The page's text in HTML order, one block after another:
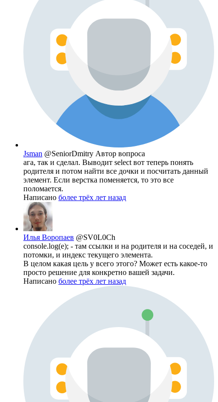
Jsman @SeniorDmitry Автор вопроса
ага, так и сделал. Выводит select вот теперь понять
родителя и потом найти все дочки и посчитать данный
элемент. Если верстка поменяется, то это все
поломается.
Написано более трёх лет назад
Илья Воропаев @SV0L0Ch
console.log(e); - там ссылки и на родителя и на соседей, и
потомки, и индекс текущего элемента.
В целом какая цель у всего этого? Может есть какое-то
просто решение для конкретно вашей задачи.
Написано более трёх лет назад